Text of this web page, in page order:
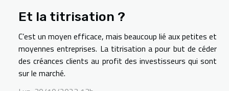
Et la titrisation ?
C’est un moyen efficace, mais beaucoup lié aux petites et
moyennes entreprises. La titrisation a pour but de céder
des créances clients au profit des investisseurs qui sont
sur le marché.